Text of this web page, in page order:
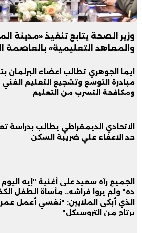
وزير الصحة يتابع تنفيذ «مدينة
والمعاهد التعليمية» بالعاصمة
ايما الجوهري تطالب اعضاء البرلمان
مبادرة التوسع وتشجيع التعليم الفني
ومكافحة التسرب من التعليم
الاتحادي الديمقراطي يطالب بدراسة
حد الاعفاء علي ضريبة السكن
الجميع رآه سعيد على أغنية "إيه اليوم
ده" ولم يروا فراشه.. مأساة الطفل
الذي أبكى الملايين: "نفسي أعمل عمرة
يرتاح من التروسيكل"